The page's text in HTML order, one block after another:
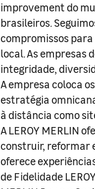
improvement do
brasileiros.
compromissos
local. As empresas
integridade,
A empresa coloca
estratégia
à distância como
A LEROY MERLIN
construir, reformar
oferece
de Fidelidade